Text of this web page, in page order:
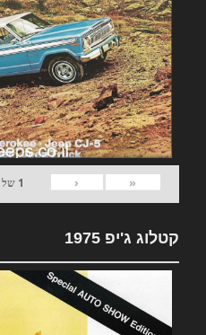
«
‹
1 של
קטלוג ג'יפ 1975